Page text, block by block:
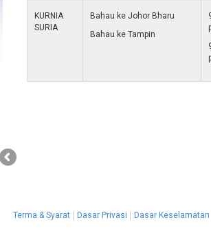
KURNIA
SURIA
Bahau ke Johor Bharu
Bahau ke Tampin
Terma & Syarat Dasar Privasi Dasar Keselamatan